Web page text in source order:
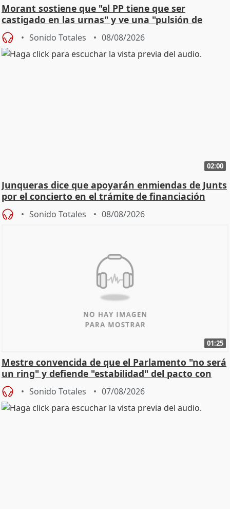
Morant sostiene que "el PP tiene que ser
castigado en las urnas" y ve una "pulsión de
cambio"
Sonido Totales 08/08/2026
02:00
Junqueras dice que apoyarán enmiendas de Junts
por el concierto en el trámite de financiación
Sonido Totales 08/08/2026
01:25
Mestre convencida de que el Parlamento "no será
un ring" y defiende "estabilidad" del pacto con
Vox
Sonido Totales 07/08/2026